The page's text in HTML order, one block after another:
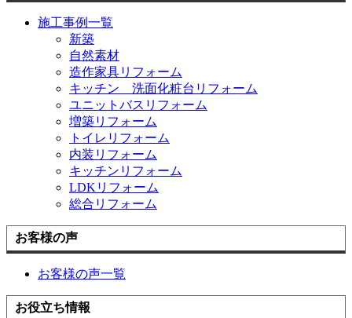
施工事例一覧
新築
自然素材
造作家具リフォーム
キッチン 洗面化粧台リフォーム
ユニットバスリフォーム
増築リフォーム
トイレリフォーム
内装リフォーム
キッチンリフォーム
LDKリフォーム
総合リフォーム
お客様の声
お客様の声一覧
お役立ち情報